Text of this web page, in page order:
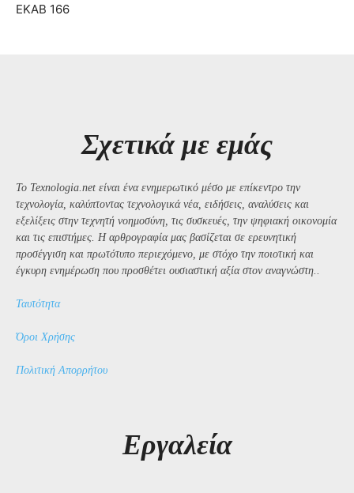
ΕΚΑΒ 166
Σχετικά με εμάς
Το Texnologia.net είναι ένα ενημερωτικό μέσο με επίκεντρο την
τεχνολογία, καλύπτοντας τεχνολογικά νέα, ειδήσεις, αναλύσεις και
εξελίξεις στην τεχνητή νοημοσύνη, τις συσκευές, την ψηφιακή οικονομία
και τις επιστήμες. Η αρθρογραφία μας βασίζεται σε ερευνητική
προσέγγιση και πρωτότυπο περιεχόμενο, με στόχο την ποιοτική και
έγκυρη ενημέρωση που προσθέτει ουσιαστική αξία στον αναγνώστη..
Ταυτότητα
Όροι Χρήσης
Πολιτική Απορρήτου
Εργαλεία